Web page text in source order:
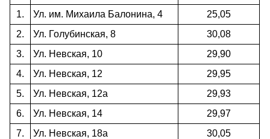
1.
Ул. им. Михаила Балонина, 4
25,05
2.
Ул. Голубинская, 8
30,08
3.
Ул. Невская, 10
29,90
4.
Ул. Невская, 12
29,95
5.
Ул. Невская, 12а
29,93
6.
Ул. Невская, 14
29,97
7.
Ул. Невская, 18а
30,05